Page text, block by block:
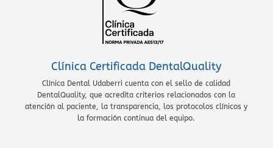
Clínica Certificada DentalQuality
Clínica Dental Udaberri cuenta con el sello de calidad
DentalQuality, que acredita criterios relacionados con la
atención al paciente, la transparencia, los protocolos clínicos y
la formación continua del equipo.